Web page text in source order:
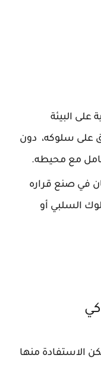
على البيئة
على سلوكه، دون
مع محيطه.
في صنع قراره
السلبي أو
الاستفادة منها